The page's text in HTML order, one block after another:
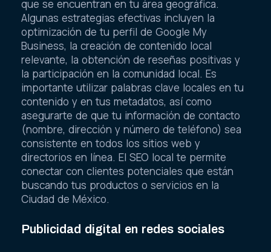
que se encuentran en tu área geográfica.
Algunas estrategias efectivas incluyen la
optimización de tu perfil de Google My
Business, la creación de contenido local
relevante, la obtención de reseñas positivas y
la participación en la comunidad local. Es
importante utilizar palabras clave locales en tu
contenido y en tus metadatos, así como
asegurarte de que tu información de contacto
(nombre, dirección y número de teléfono) sea
consistente en todos los sitios web y
directorios en línea. El SEO local te permite
conectar con clientes potenciales que están
buscando tus productos o servicios en la
Ciudad de México.
Publicidad digital en redes sociales